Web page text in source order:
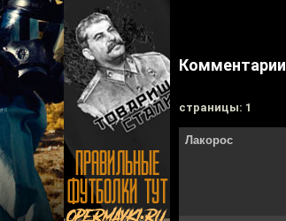
Комментарии
cтраницы: 1
Лакорос